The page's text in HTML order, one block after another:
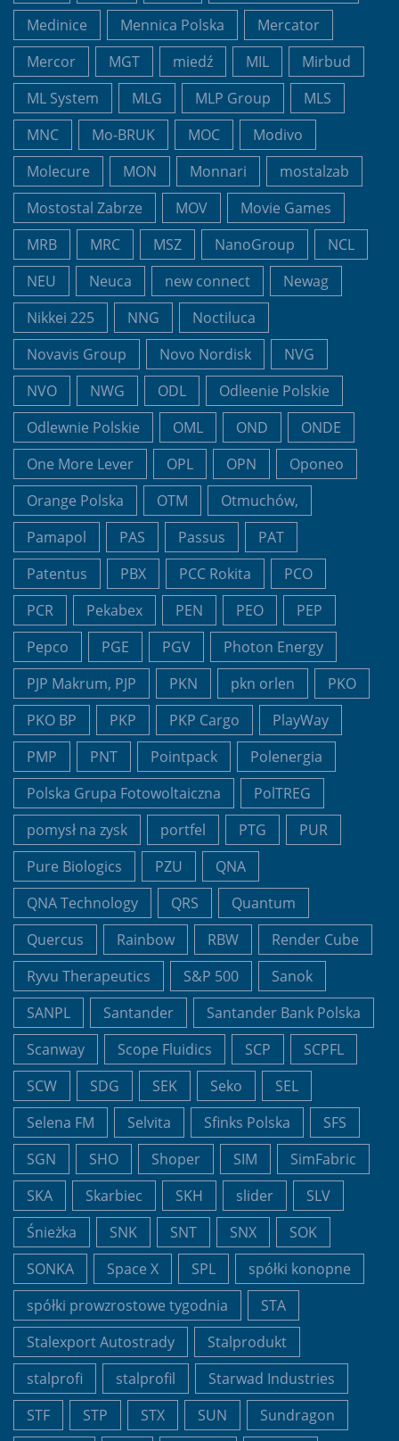
Medinice
Mennica Polska
Mercator
Mercor
MGT miedź MIL
Mirbud
ML System
MLG MLP Group
MLS
MNC
Mo-BRUK MOC
Modivo
Molecure
MON Monnari
mostalzab
Mostostal Zabrze
MOV
Movie Games
MRB
MRC MSZ NanoGroup
NCL
NEU
Neuca new connect
Newag
Nikkei 225
NNG
Noctiluca
Novavis Group
Novo Nordisk
NVG
NVO
NWG ODL
Odleenie Polskie
Odlewnie Polskie
OML OND
ONDE
One More Lever
OPL OPN
Oponeo
Orange Polska
OTM
Otmuchów,
Pamapol
PAS Passus
PAT
Patentus
PBX PCC Rokita
PCO
PCR
Pekabex PEN PEO
PEP
Pepco
PGE PGV
Photon Energy
PJP Makrum, PJP
PKN pkn orlen
PKO
PKO BP
PKP PKP Cargo
PlayWay
PMP
PNT Pointpack
Polenergia
Polska Grupa Fotowoltaiczna
PolTREG
pomysł na zysk
portfel PTG
PUR
Pure Biologics
PZU
QNA
QNA Technology
QRS
Quantum
Quercus
Rainbow RBW
Render Cube
Ryvu Therapeutics
S&P 500
Sanok
SANPL
Santander
Santander Bank Polska
Scanway
Scope Fluidics SCP
SCPFL
SCW
SDG SEK Seko
SEL
Selena FM
Selvita Sfinks Polska
SFS
SGN
SHO Shoper SIM
SimFabric
SKA
Skarbiec SKH slider
SLV
Śnieżka
SNK SNT SNX
SOK
SONKA
Space X SPL
spółki konopne
spółki prowzrostowe tygodnia
STA
Stalexport Autostrady
Stalprodukt
stalprofi
stalprofil
Starwad Industries
STF
STP STX SUN
Sundragon